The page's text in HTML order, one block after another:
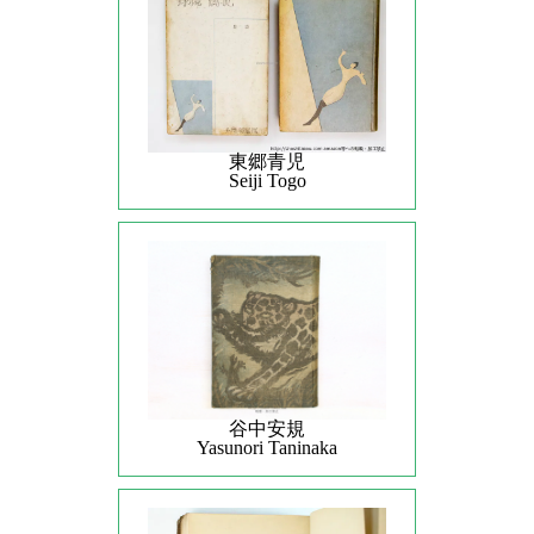
東郷青児
Seiji Togo
谷中安規
Yasunori Taninaka